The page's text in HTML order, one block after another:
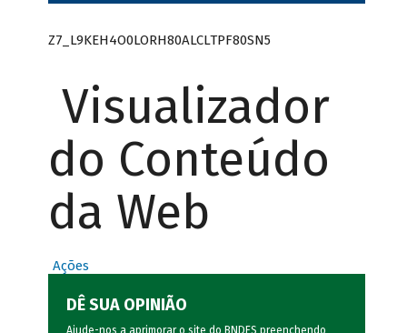
Z7_L9KEH4O0LORH80ALCLTPF80SN5
Visualizador
do Conteúdo
da Web
Ações
DÊ SUA OPINIÃO